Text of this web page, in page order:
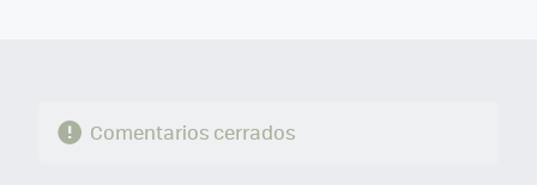
Comentarios cerrados